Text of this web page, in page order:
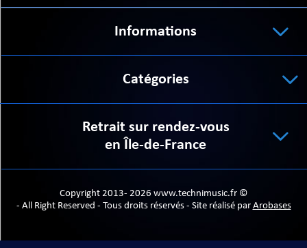
Informations
Catégories
Retrait sur rendez-vous
en Île-de-France
Copyright 2013- 2026 www.technimusic.fr ©
- All Right Reserved - Tous droits réservés - Site réalisé par Arobases